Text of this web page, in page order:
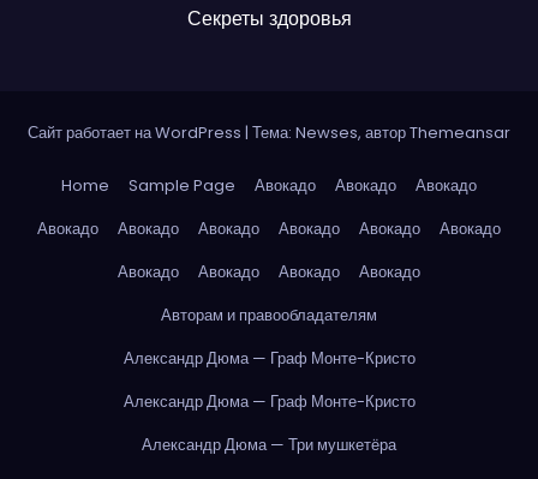
Секреты здоровья
Сайт работает на WordPress | Тема: Newses, авторThemeansar
Home Sample Page Авокадо Авокадо
Авокадо
Авокадо
Авокадо Авокадо Авокадо Авокадо
Авокадо
Авокадо
Авокадо Авокадо
Авокадо
Авторам и правообладателям
Александр Дюма — Граф Монте-Кристо
Александр Дюма — Граф Монте-Кристо
Александр Дюма — Три мушкетёра